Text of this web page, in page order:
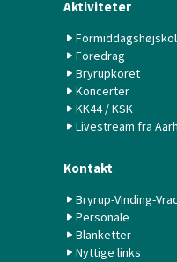
Aktiviteter
Foredrag
Bryrupkoret
Koncerter
KK44 / KSK
Livestream fra
Kontakt
Bryrup-Vinding-
Personale
Blanketter
Nyttige links